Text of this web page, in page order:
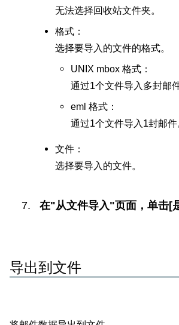
无法选择回收站文件夹。
格式：
选择要导入的文件的格式。
UNIX mbox 格式：
通过1个文件导入多封邮件
eml 格式：
通过1个文件导入1封邮件
文件：
选择要导入的文件。
在"从文件导入"页面，单击[
导出到文件